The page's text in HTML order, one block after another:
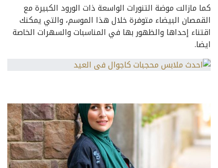
كما مازالت موضة التنورات الواسعة ذات الورود الكبيرة مع
القمصان البيضاء متوفرة خلال هذا الموسم، والتي يمكنك
اقتناء إحداها والظهور بها في المناسباتوالسهرات الخاصة
ايضا.